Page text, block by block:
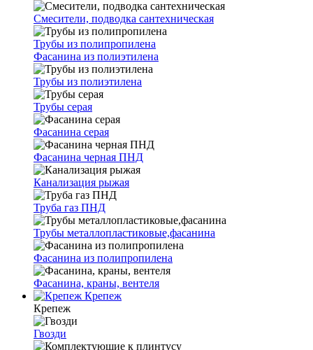
Смесители, подводка сантехническая
Трубы из полипропилена
Фасанина из полиэтилена
Трубы из полиэтилена
Трубы серая
Фасанина серая
Фасанина черная ПНД
Канализация рыжая
Труба газ ПНД
Трубы металлопластиковые,фасанина
Фасанина из полипропилена
Фасанина, краны, вентеля
Крепеж
Крепеж
Гвозди